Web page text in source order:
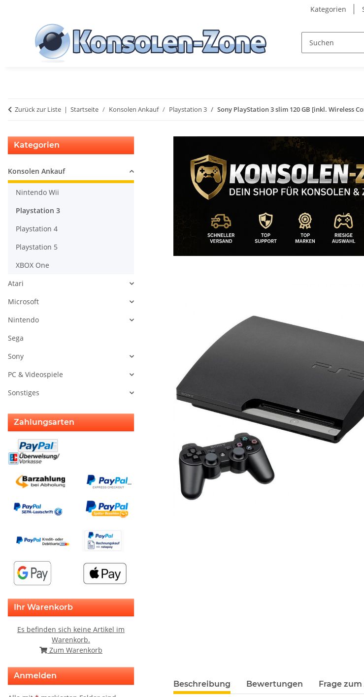
Kategorien
Zurück zur Liste Startseite Konsolen Ankauf Playstation 3 Sony PlayStation 3 slim 120 GB [inkl. Wireless
weitere Registerkarten anzeigen
Beschreibung Bewertungen Frage
Kategorien
Konsolen Ankauf
Nintendo Wii
Playstation 3
Playstation 4
Playstation 5
XBOX One
Atari
Microsoft
Nintendo
Sega
Sony
PC & Videospiele
Sonstiges
Zahlungsarten
Ihr Warenkorb
Es befinden sich keine Artikel im
Warenkorb.
Zum Warenkorb
Anmelden